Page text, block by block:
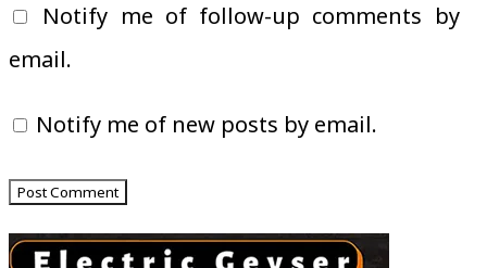
Notify me of follow-up comments by
email.
Notify me of new posts by email.